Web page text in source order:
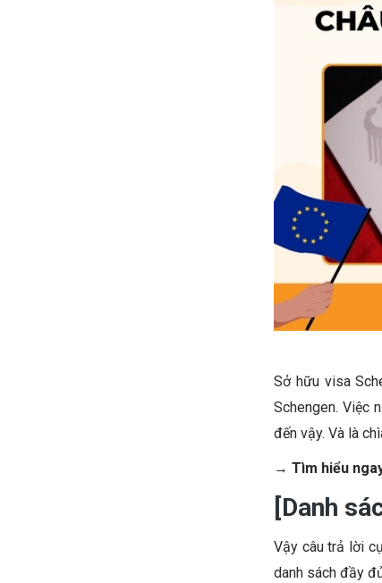
Sở hữu visa
Schengen. Việc
đến vậy. Và là
→ Tìm hiểu
[Danh
Vậy câu trả lời
danh sách đầy